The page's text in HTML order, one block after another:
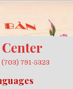
(703) 791-5323